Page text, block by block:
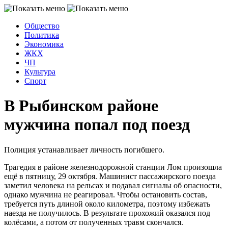
Общество
Политика
Экономика
ЖКХ
ЧП
Культура
Спорт
В Рыбинском районе
мужчина попал под поезд
Полиция устанавливает личность погибшего.
Трагедия в районе железнодорожной станции Лом произошла
ещё в пятницу, 29 октября. Машинист пассажирского поезда
заметил человека на рельсах и подавал сигналы об опасности,
однако мужчина не реагировал. Чтобы остановить состав,
требуется путь длиной около километра, поэтому избежать
наезда не получилось. В результате прохожий оказался под
колёсами, а потом от полученных травм скончался.